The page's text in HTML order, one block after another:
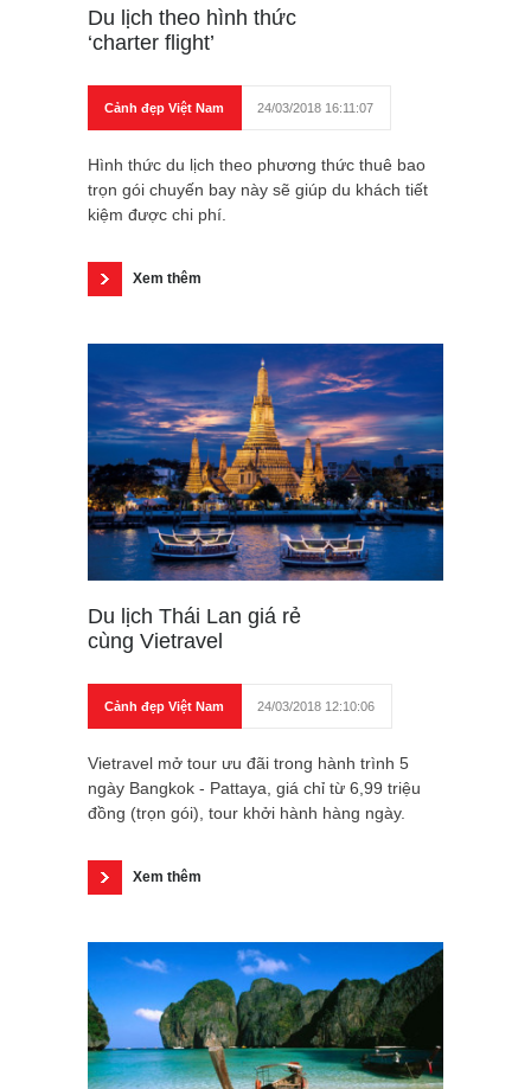
Du lịch theo hình thức
‘charter flight’
Cảnh đẹp Việt Nam 24/03/2018 16:11:07
Hình thức du lịch theo phương thức thuê bao
trọn gói chuyến bay này sẽ giúp du khách tiết
kiệm được chi phí.
Xem thêm
Du lịch Thái Lan giá rẻ
cùng Vietravel
Cảnh đẹp Việt Nam 24/03/2018 12:10:06
Vietravel mở tour ưu đãi trong hành trình 5
ngày Bangkok - Pattaya, giá chỉ từ 6,99 triệu
đồng (trọn gói), tour khởi hành hàng ngày.
Xem thêm